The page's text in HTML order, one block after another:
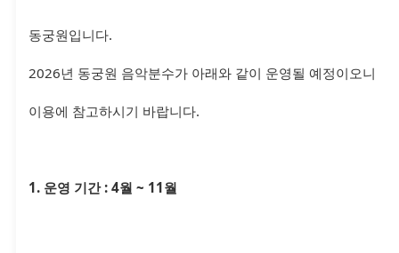
동궁원입니다.
2026년 동궁원 음악분수가 아래와 같이 운영될 예정이오니
이용에 참고하시기 바랍니다.
1. 운영 기간 : 4월 ~ 11월